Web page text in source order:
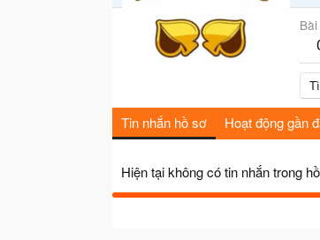
Tin nhắn hồ sơ Hoạt động gần
Hiện tại không có tin nhắn trong